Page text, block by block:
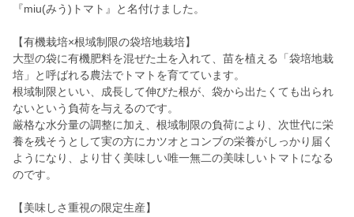
『miu(みう)トマト』と名付けました。
【有機栽培×根域制限の袋培地栽培】
大型の袋に有機肥料を混ぜた土を入れて、苗を植える「袋培地栽
培」と呼ばれる農法でトマトを育てています。
根域制限といい、成長して伸びた根が、袋から出たくても出られ
ないという負荷を与えるのです。
厳格な水分量の調整に加え、根域制限の負荷により、次世代に栄
養を残そうとして実の方にカツオとコンブの栄養がしっかり届く
ようになり、より甘く美味しい唯一無二の美味しいトマトになる
のです。
【美味しさ重視の限定生産】